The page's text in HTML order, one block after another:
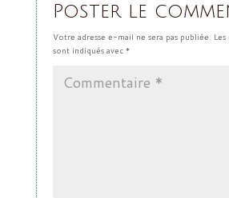
Poster le
Votre adresse e-mail ne sera pas publiée.
sont indiqués avec *